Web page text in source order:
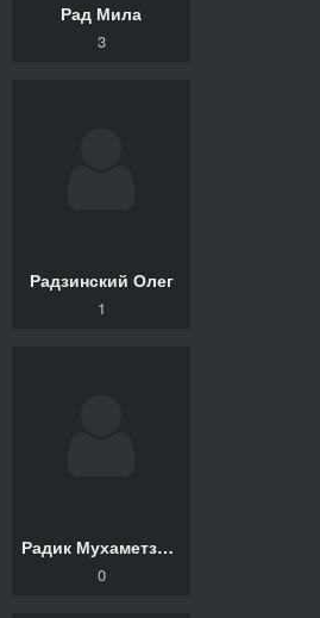
Рад Мила
3
Радзинский Олег
1
Радик Мухаметзянов
0